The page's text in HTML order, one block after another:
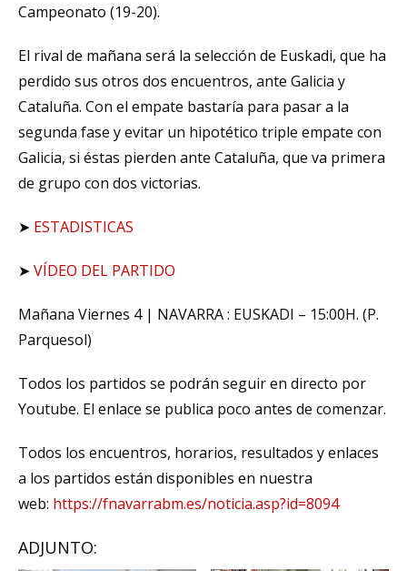
Campeonato (19-20).
El rival de mañana será la selección de Euskadi, que ha
perdido sus otros dos encuentros, ante Galicia y
Cataluña. Con el empate bastaría para pasar a la
segunda fase y evitar un hipotético triple empate con
Galicia, si éstas pierden ante Cataluña, que va primera
de grupo con dos victorias.
➤ ESTADISTICAS
➤VÍDEO DEL PARTIDO
Mañana Viernes 4 | NAVARRA : EUSKADI – 15:00H. (P.
Parquesol)
Todos los partidos se podrán seguir en directo por
Youtube. El enlace se publica poco antes de comenzar.
Todos los encuentros, horarios, resultados y enlaces
a los partidos están disponibles en nuestra
web: https://fnavarrabm.es/noticia.asp?id=8094
ADJUNTO: